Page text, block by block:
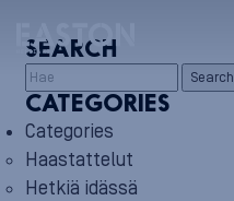
SEARCH
Search
CATEGORIES
Categories
Haastattelut
Hetkiä idässä